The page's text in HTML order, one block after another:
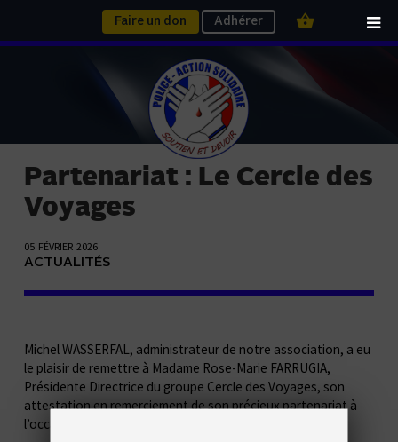
Faire un don Adhérer
Partenariat : Le Cercle des
Voyages
05 FÉVRIER 2026
ACTUALITÉS
Michel WASSERFAL, administrateur de notre association, a eu
le plaisir de remettre à Madame Rose-Marie FARRUGIA,
Présidente Directrice du groupe Cercle des Voyages, son
attestation en remerciement de son précieux partenariat à
l’occasion de notre Grand Concert Hommage annuel.